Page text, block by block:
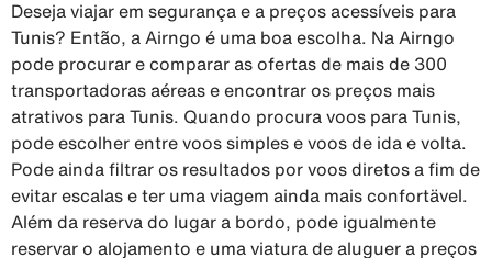
Deseja viajar em segurança e a preços acessíveis para
Tunis? Então, a Airngo é uma boa escolha. Na Airngo
pode procurar e comparar as ofertas de mais de 300
transportadoras aéreas e encontrar os preços mais
atrativos para Tunis. Quando procura voos para Tunis,
pode escolher entre voos simples e voos de ida e volta.
Pode ainda filtrar os resultados por voos diretos a fim de
evitar escalas e ter uma viagem ainda mais confortävel.
Além da reserva do lugar a bordo, pode igualmente
reservar o alojamento e uma viatura de aluguer a preços